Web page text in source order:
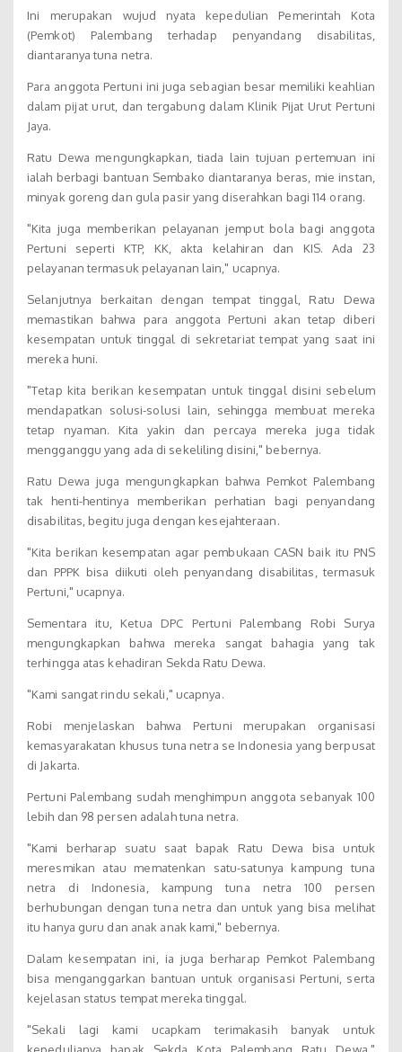
Ini merupakan wujud nyata kepedulian Pemerintah Kota
(Pemkot) Palembang terhadap penyandang disabilitas,
diantaranya tuna netra.
Para anggota Pertuni ini juga sebagian besar memiliki keahlian
dalam pijat urut, dan tergabung dalam Klinik Pijat Urut Pertuni
Jaya.
Ratu Dewa mengungkapkan, tiada lain tujuan pertemuan ini
ialah berbagi bantuan Sembako diantaranya beras, mie instan,
minyak goreng dan gula pasir yang diserahkan bagi 114 orang.
"Kita juga memberikan pelayanan jemput bola bagi anggota
Pertuni seperti KTP, KK, akta kelahiran dan KIS. Ada 23
pelayanan termasuk pelayanan lain," ucapnya.
Selanjutnya berkaitan dengan tempat tinggal, Ratu Dewa
memastikan bahwa para anggota Pertuni akan tetap diberi
kesempatan untuk tinggal di sekretariat tempat yang saat ini
mereka huni.
"Tetap kita berikan kesempatan untuk tinggal disini sebelum
mendapatkan solusi-solusi lain, sehingga membuat mereka
tetap nyaman. Kita yakin dan percaya mereka juga tidak
mengganggu yang ada di sekeliling disini," bebernya.
Ratu Dewa juga mengungkapkan bahwa Pemkot Palembang
tak henti-hentinya memberikan perhatian bagi penyandang
disabilitas, begitu juga dengan kesejahteraan.
"Kita berikan kesempatan agar pembukaan CASN baik itu PNS
dan PPPK bisa diikuti oleh penyandang disabilitas, termasuk
Pertuni," ucapnya.
Sementara itu, Ketua DPC Pertuni Palembang Robi Surya
mengungkapkan bahwa mereka sangat bahagia yang tak
terhingga atas kehadiran Sekda Ratu Dewa.
"Kami sangat rindu sekali," ucapnya.
Robi menjelaskan bahwa Pertuni merupakan organisasi
kemasyarakatan khusus tuna netra se Indonesia yang berpusat
di Jakarta.
Pertuni Palembang sudah menghimpun anggota sebanyak 100
lebih dan 98 persen adalah tuna netra.
"Kami berharap suatu saat bapak Ratu Dewa bisa untuk
meresmikan atau mematenkan satu-satunya kampung tuna
netra di Indonesia, kampung tuna netra 100 persen
berhubungan dengan tuna netra dan untuk yang bisa melihat
itu hanya guru dan anak anak kami," bebernya.
Dalam kesempatan ini, ia juga berharap Pemkot Palembang
bisa menganggarkan bantuan untuk organisasi Pertuni, serta
kejelasan status tempat mereka tinggal.
"Sekali lagi kami ucapkam terimakasih banyak untuk